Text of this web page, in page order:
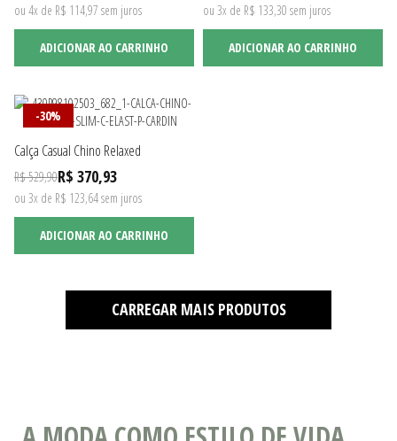
ou 4x de R$ 114,97 sem juros
ADICIONAR AO CARRINHO
ou 3x de R$ 133,30 sem juros
ADICIONAR AO CARRINHO
-30%
Calça Casual Chino Relaxed
R$ 529,90R$ 370,93
ou 3x de R$ 123,64 sem juros
ADICIONAR AO CARRINHO
CARREGAR MAIS PRODUTOS